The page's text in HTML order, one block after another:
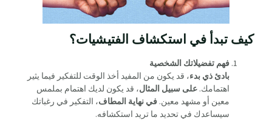
كيف تبدأ في استكشاف الفتيشيات؟
فهم تفضيلاتك الشخصية
بادئ ذي بدء، قد يكون من المفيد أخذ الوقت للتفكير فيما يثير
اهتمامك. على سبيل المثال، قد يكون لديك اهتمام بملمس
معين أو مشهد معين. في نهاية المطاف، التفكير في رغباتك
سيساعدك في تحديد ما تريد استكشافه.